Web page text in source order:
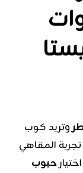
كوب
المقاهي
حبوب